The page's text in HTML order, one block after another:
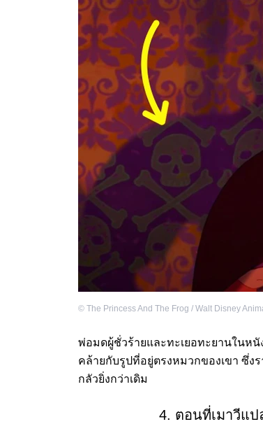
© The Princess And The Frog / Walt Disney
พ่อมดผู้ชั่วร้ายและทะเยอทะยานในหนั
คล้ายกับรูปที่อยู่ตรงหมวกของเขา ซึ่ง
กลัวยิ่งกว่าเดิม
4. ตอนที่เมาวีแป